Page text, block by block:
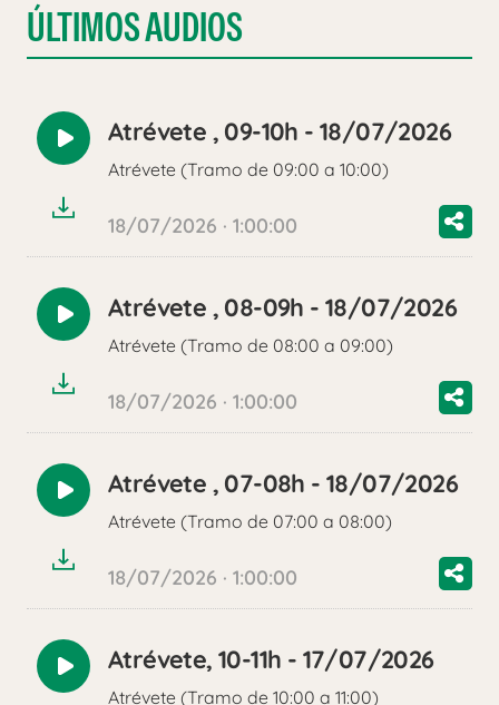
ÚLTIMOS AUDIOS
Reproducir
audio
Atrévete , 09-10h - 18/07/2026
Atrévete (Tramo de 09:00 a 10:00)
18/07/2026 · 1:00:00
Reproducir
audio
Atrévete , 08-09h - 18/07/2026
Atrévete (Tramo de 08:00 a 09:00)
18/07/2026 · 1:00:00
Reproducir
audio
Atrévete , 07-08h - 18/07/2026
Atrévete (Tramo de 07:00 a 08:00)
18/07/2026 · 1:00:00
Reproducir
Atrévete, 10-11h - 17/07/2026
Atrévete (Tramo de 10:00 a 11:00)